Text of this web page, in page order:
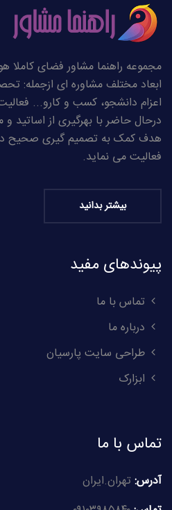
مجموعه راهنما مشاور فضای
ابعاد مختلف مشاوره ای ازجمله:
اعزام دانشجو، کسب و کارو...
درحال حاضر با بهرگیری از اساتید
هدف کمک به تصمیم گیری صحیح
فعالیت می نماید.
بیشتر بدانید
پیوندهای مفید
تماس با ما
درباره ما
طراحی سایت پارسیان
ابزارک
تماس با ما
آدرس:تهران.ایران